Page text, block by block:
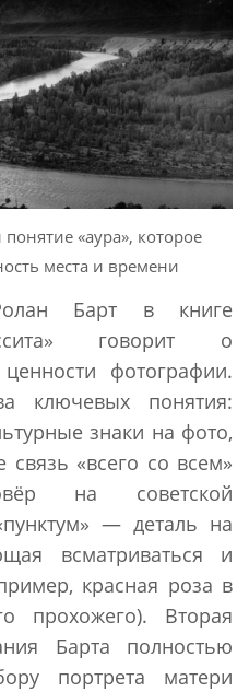
«аура», которое
места и времени
Барт в книге
говорит о
фотографии.
ключевых понятия:
знаки на фото,
«всего со всем»
на советской
— деталь на
всматриваться и
красная роза в
прохожего). Вторая
Барта полностью
портрета матери